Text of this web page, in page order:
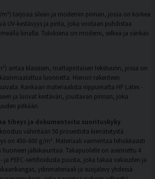
m²) tarjoaa sileän ja modernin pinnan, jossa on korkea
UV-kestävyys ja pinta, joka voidaan puhdistaa
liinalla. Tuloksena on moderni, selkeä ja värikäs
antaa klassisen, mattapintaisen tekstuurin, jossa on
luonnetta. Hienon rakenteen
Kankaan materiaalista riippumatta HP Latex -
ja luovat kestävän, joustavan pinnan, joka
pitkään.
tiheys ja dokumentoitu suorituskyky
vähintään 50 prosentista kierrätetystä
on 450–600 g/m². Materiaali vaimentaa tehokkaasti
jälkikaiuntaa. Takapuolelle on asennettu 4
ja PEFC-sertifioidusta puusta, joka takaa vakauden ja
ydinmateriaali ja suojalevy yhdessä